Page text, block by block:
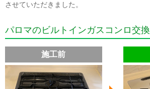
させていただきました。
パロマのビルトインガスコンロ交換
施工前